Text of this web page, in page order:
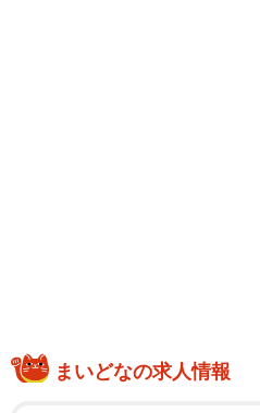
「洗濯ネットを見た瞬間
来事
まいどなの求人情報